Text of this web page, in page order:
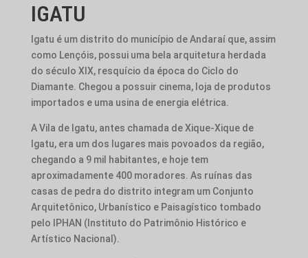
IGATU
Igatu é um distrito do município de Andaraí que, assim
como Lençóis, possui uma bela arquitetura herdada
do século XIX, resquício da época do Ciclo do
Diamante. Chegou a possuir cinema, loja de produtos
importados e uma usina de energia elétrica.
A Vila de Igatu, antes chamada de Xique-Xique de
Igatu, era um dos lugares mais povoados da região,
chegando a 9 mil habitantes, e hoje tem
aproximadamente 400 moradores. As ruínas das
casas de pedra do distrito integram um Conjunto
Arquitetônico, Urbanístico e Paisagístico tombado
pelo IPHAN (Instituto do Patrimônio Histórico e
Artístico Nacional).